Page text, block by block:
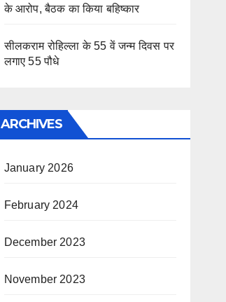
के आरोप, बैठक का किया बहिष्कार
सीलकराम रोहिल्ला के 55 वें जन्म दिवस पर
लगाए 55 पौधे
ARCHIVES
January 2026
February 2024
December 2023
November 2023